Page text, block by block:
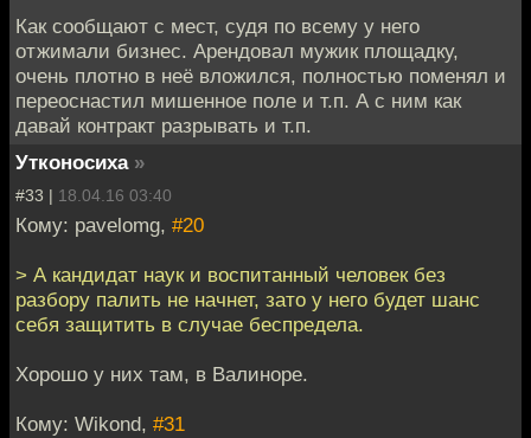
Как сообщают с мест, судя по всему у него
отжимали бизнес. Арендовал мужик площадку,
очень плотно в неё вложился, полностью поменял и
переоснастил мишенное поле и т.п. А с ним как
давай контракт разрывать и т.п.
Утконосиха »
#33 | 18.04.16 03:40
Кому: pavelomg, #20
> А кандидат наук и воспитанный человек без
разбору палить не начнет, зато у него будет шанс
себя защитить в случае беспредела.
Хорошо у них там, в Валиноре.
Кому: Wikond, #31